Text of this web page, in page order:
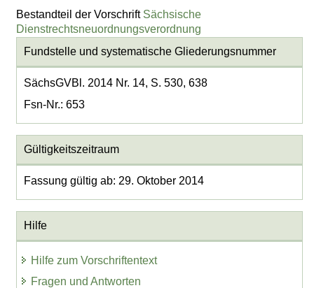
Bestandteil der Vorschrift Sächsische
Dienstrechtsneuordnungsverordnung
Fundstelle und systematische Gliederungsnummer
SächsGVBl. 2014 Nr. 14, S. 530, 638
Fsn-Nr.: 653
Gültigkeitszeitraum
Fassung gültig ab: 29. Oktober 2014
Hilfe
Hilfe zum Vorschriftentext
Fragen und Antworten